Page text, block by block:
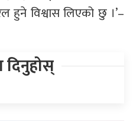
विश्वास लिएको छु ।’–
दिनुहोस्